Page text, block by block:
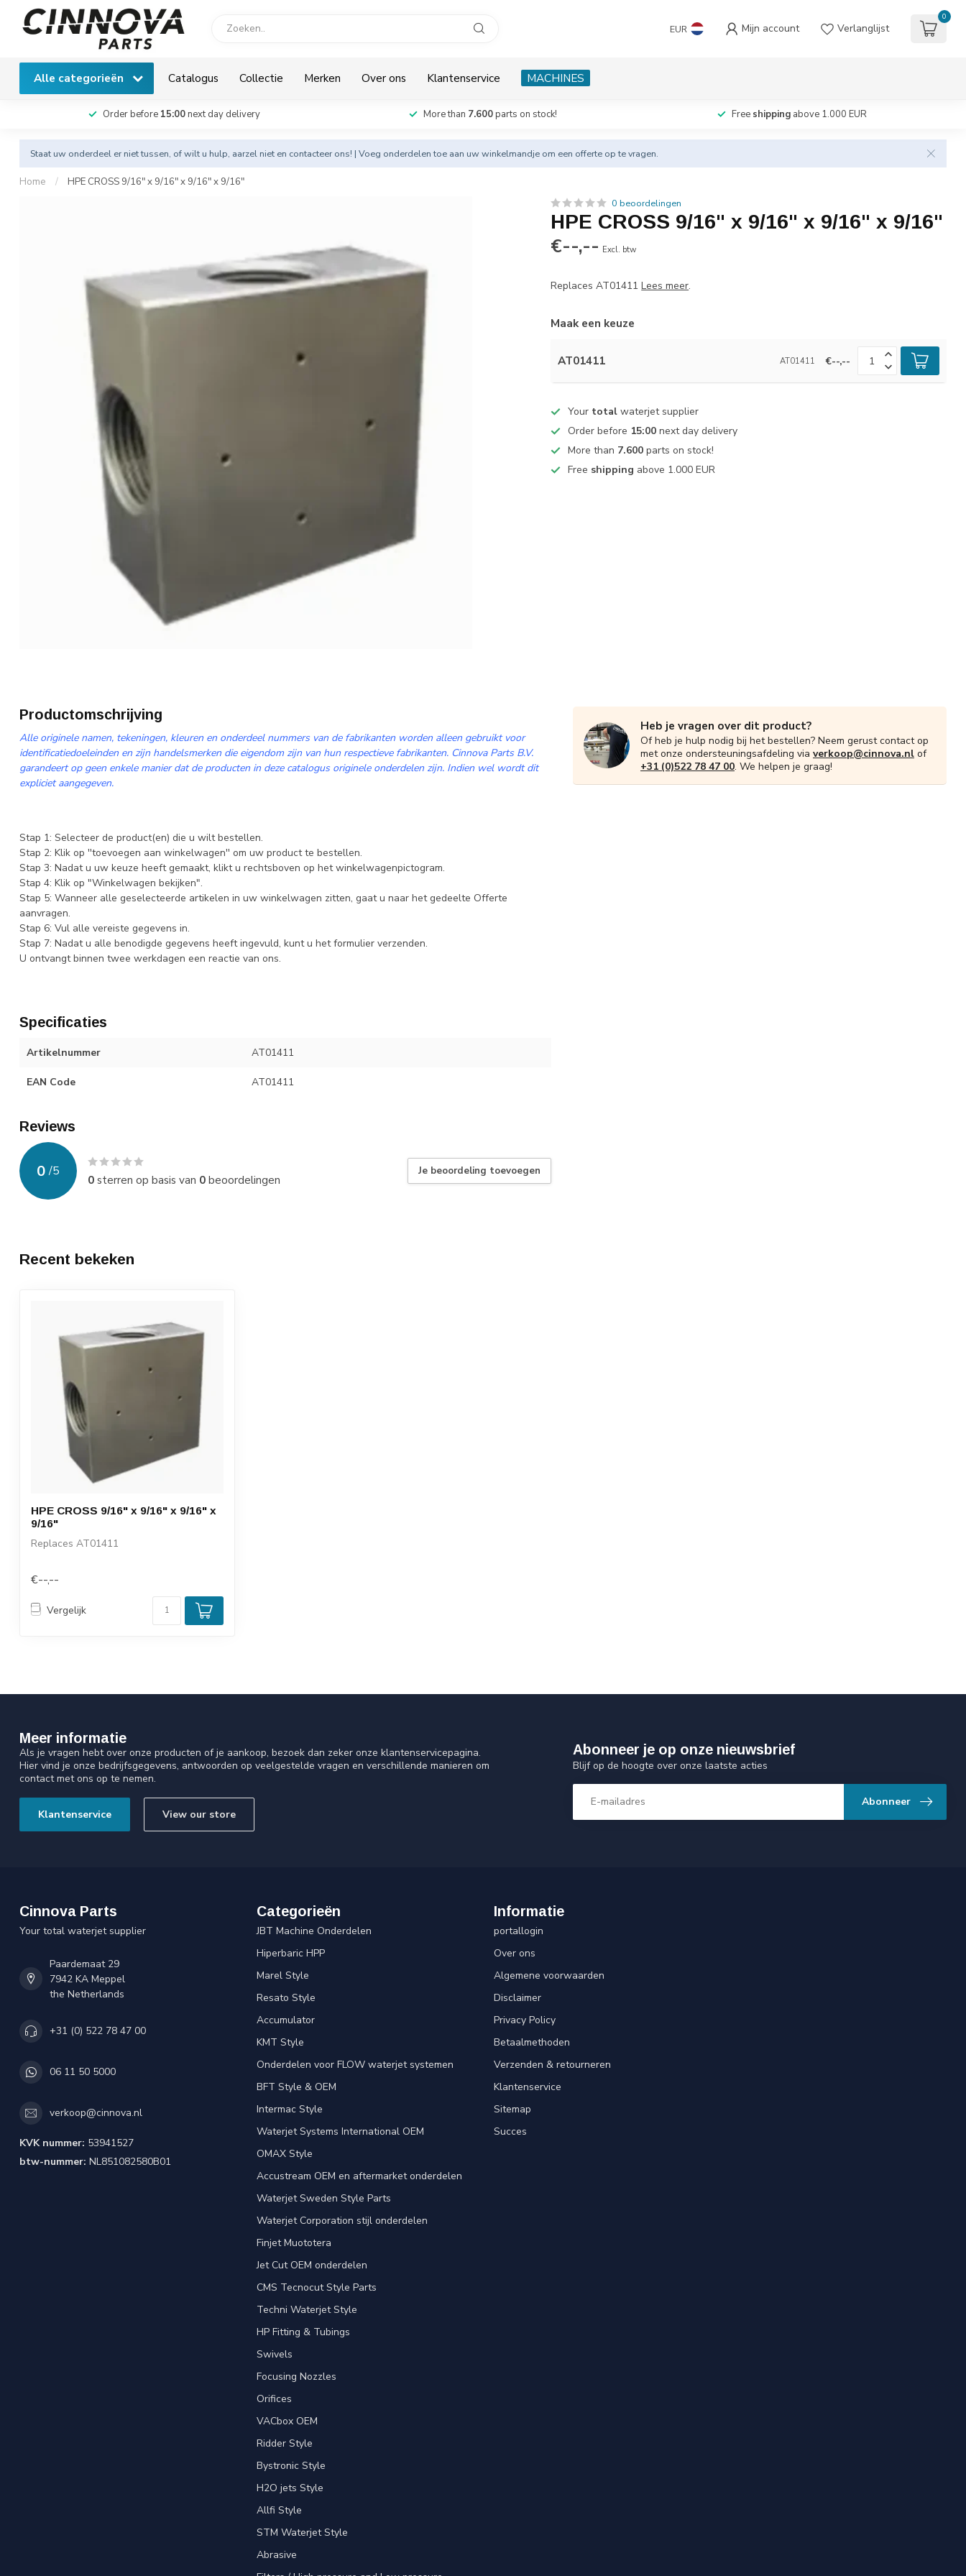
EUR Mijn account Verlanglijst
0
Alle categorieën Catalogus Collectie Merken Over ons Klantenservice MACHINES
Order before 15:00next day delivery More than 7.600parts on stock! Free shipping above 1.000 EUR
Staat uw onderdeel er niet tussen, of wilt u hulp, aarzel niet en contacteer ons! | Voeg onderdelen toe aan uw winkelmandje om een offerte op te vragen.
Home / HPE CROSS 9/16" x 9/16" x 9/16" x 9/16"
0 beoordelingen
HPE CROSS 9/16" x 9/16" x 9/16" x 9/16"
€--,-- Excl. btw
Replaces AT01411Lees meer.
Maak een keuze
AT01411 AT01411 €--,--
Your total waterjet supplier
Order before 15:00 next day delivery
More than 7.600 parts on stock!
Free shipping above 1.000 EUR
Productomschrijving
Alle originele namen, tekeningen, kleuren en onderdeel nummers van de fabrikanten worden alleen gebruikt voor
identificatiedoeleinden en zijn handelsmerken die eigendom zijn van hun respectieve fabrikanten. Cinnova Parts B.V.
garandeert op geen enkele manier dat de producten in deze catalogus originele onderdelen zijn. Indien wel wordt dit
expliciet aangegeven.
Stap 1: Selecteer de product(en) die u wilt bestellen.
Stap 2: Klik op ''toevoegen aan winkelwagen'' om uw product te bestellen.
Stap 3: Nadat u uw keuze heeft gemaakt, klikt u rechtsboven op het winkelwagenpictogram.
Stap 4: Klik op "Winkelwagen bekijken".
Stap 5: Wanneer alle geselecteerde artikelen in uw winkelwagen zitten, gaat u naar het gedeelte Offerte
aanvragen.
Stap 6: Vul alle vereiste gegevens in.
Stap 7: Nadat u alle benodigde gegevens heeft ingevuld, kunt u het formulier verzenden.
U ontvangt binnen twee werkdagen een reactie van ons.
Specificaties
Artikelnummer AT01411
EAN Code AT01411
Reviews
0 /5
0sterren op basis van 0beoordelingen
Je beoordeling toevoegen
Heb je vragen over dit product?
Of heb je hulp nodig bij het bestellen? Neem gerust contact op
met onze ondersteuningsafdeling via verkoop@cinnova.nl of
+31 (0)522 78 47 00. We helpen je graag!
Recent bekeken
HPE CROSS 9/16" x 9/16" x 9/16" x
9/16"
Replaces AT01411
€--,--
Vergelijk
Meer informatie
Als je vragen hebt over onze producten of je aankoop, bezoek dan zeker onze klantenservicepagina.
Hier vind je onze bedrijfsgegevens, antwoorden op veelgestelde vragen en verschillende manieren om
contact met ons op te nemen.
Klantenservice View our store
Abonneer je op onze nieuwsbrief
Blijf op de hoogte over onze laatste acties
Abonneer
Cinnova Parts
Your total waterjet supplier
Paardemaat 29
7942 KA Meppel
the Netherlands
+31 (0) 522 78 47 00
06 11 50 5000
verkoop@cinnova.nl
KVK nummer: 53941527
btw-nummer: NL851082580B01
Categorieën
JBT Machine Onderdelen
Hiperbaric HPP
Marel Style
Resato Style
Accumulator
KMT Style
Onderdelen voor FLOW waterjet systemen
BFT Style & OEM
Intermac Style
Waterjet Systems International OEM
OMAX Style
Accustream OEM en aftermarket onderdelen
Waterjet Sweden Style Parts
Waterjet Corporation stijl onderdelen
Finjet Muototera
Jet Cut OEM onderdelen
CMS Tecnocut Style Parts
Techni Waterjet Style
HP Fitting & Tubings
Swivels
Focusing Nozzles
Orifices
VACbox OEM
Ridder Style
Bystronic Style
H2O jets Style
Allfi Style
STM Waterjet Style
Abrasive
Informatie
portallogin
Over ons
Algemene voorwaarden
Disclaimer
Privacy Policy
Betaalmethoden
Verzenden & retourneren
Klantenservice
Sitemap
Succes